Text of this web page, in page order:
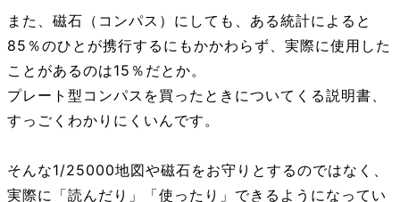
また、磁石（コンパス）にしても、ある統計によると
85％のひとが携行するにもかかわらず、実際に使用した
ことがあるのは15％だとか。
プレート型コンパスを買ったときについてくる説明書、
すっごくわかりにくいんです。
そんな1/25000地図や磁石をお守りとするのではなく、
実際に「読んだり」「使ったり」できるようになってい